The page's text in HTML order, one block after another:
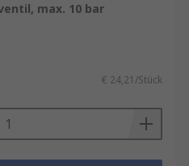
max. 10 bar
€ 24,21/Stück